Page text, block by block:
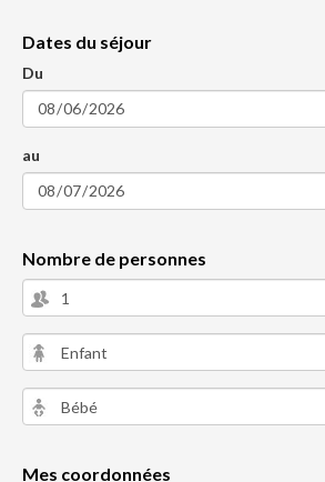
Dates du séjour
Du
au
Nombre de personnes
Mes coordonnées